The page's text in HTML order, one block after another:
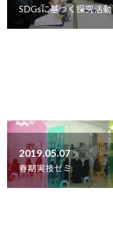
SDGsに基づく探究活動
2019.05.07
春期実技ゼミ